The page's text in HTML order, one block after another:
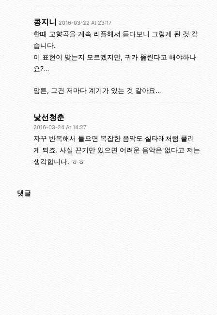
콩지니 2016-03-22 At 23:17
한때 교향곡을 계속 리플해서 듣다보니 그렇게 된 것 같
습니다.
이 표현이 맞는지 모르겠지만, 귀가 뚫린다고 해야하나
요?…
암튼, 그건 저마다 계기가 있는 것 같아요…
낯선청춘
2016-03-24 At 14:27
자꾸 반복해서 들으면 복잡한 음악도 실타래처럼 풀리
게 되죠. 사실 끈기만 있으면 어려운 음악은 없다고 저는
생각합니다. ㅎㅎ
댓글